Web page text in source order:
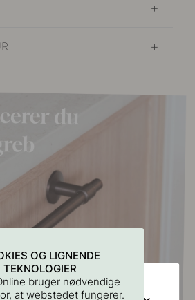
OG LIGNENDE
TEKNOLOGIER
bruger nødvendige
at webstedet fungerer.